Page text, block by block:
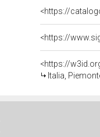
<https://
<https://
<https://
Italia,